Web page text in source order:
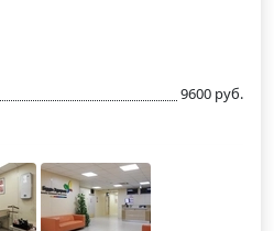
9600 руб.